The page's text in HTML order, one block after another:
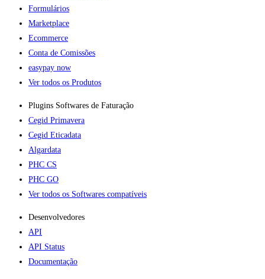
Formulários
Marketplace
Ecommerce
Conta de Comissões
easypay now
Ver todos os Produtos
Plugins Softwares de Faturação​
Cegid Primavera
Cegid Eticadata
Algardata
PHC CS
PHC GO
Ver todos os Softwares compatíveis
Desenvolvedores
API
API Status
Documentação